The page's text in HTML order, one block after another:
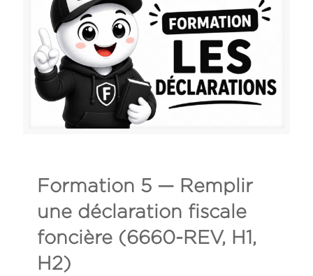
Formation 5 — Remplir
une déclaration fiscale
foncière (6660-REV, H1,
H2)